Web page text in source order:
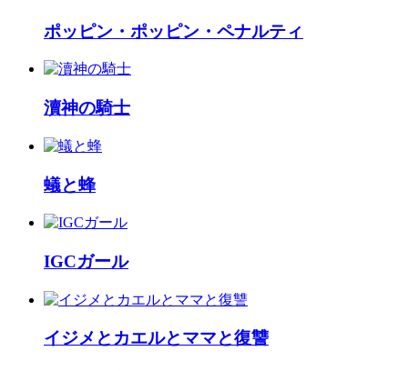
ポッピン・ポッピン・ペナルティ
瀆神の騎士
蟻と蜂
IGCガール
イジメとカエルとママと復讐